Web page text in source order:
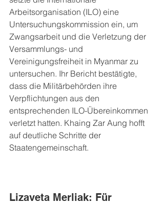
Arbeitsorganisation (ILO) eine
Untersuchungskommission ein, um
Zwangsarbeit und die Verletzung der
Versammlungs- und
Vereinigungsfreiheit in Myanmar zu
untersuchen. Ihr Bericht bestätigte,
dass die Militärbehörden ihre
Verpflichtungen aus den
entsprechenden ILO-Übereinkommen
verletzt hatten. Khaing Zar Aung hofft
auf deutliche Schritte der
Staatengemeinschaft.
Lizaveta Merliak: Für